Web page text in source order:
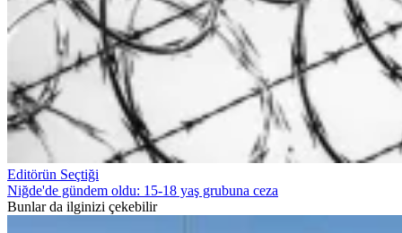
Editörün Seçtiği
Niğde'de gündem oldu: 15-18 yaş grubuna ceza
Bunlar da ilginizi çekebilir